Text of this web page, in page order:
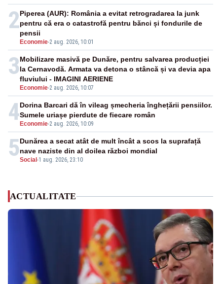
2
Economie-2 aug. 2026, 10:01
Piperea (AUR): România a evitat retrogradarea la junk
pentru că era o catastrofă pentru bănci și fondurile de
pensii
3
Economie-2 aug. 2026, 10:07
Mobilizare masivă pe Dunăre, pentru salvarea producției
la Cernavodă. Armata va detona o stâncă și va devia apa
fluviului - IMAGINI AERIENE
4 Economie-2 aug. 2026, 10:09
Dorina Barcari dă în vileag șmecheria înghețării pensiilor.
Sumele uriașe pierdute de fiecare român
5Social -1 aug. 2026, 23:10
Dunărea a secat atât de mult încât a scos la suprafață
nave naziste din al doilea război mondial
ACTUALITATE